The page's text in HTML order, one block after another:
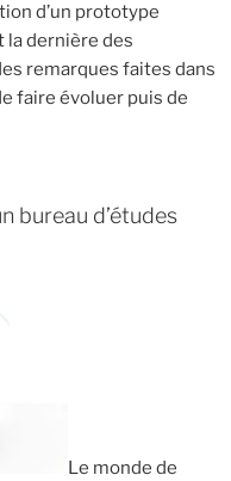
d’un prototype
la dernière des
remarques faites dans
faire évoluer puis de
bureau d’études
Le monde de